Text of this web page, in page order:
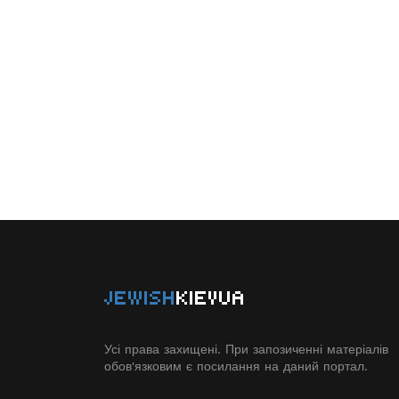
JEWISHKIEVUA
Усі права захищені. При запозиченні матеріалів
обов'язковим є посилання на даний портал.